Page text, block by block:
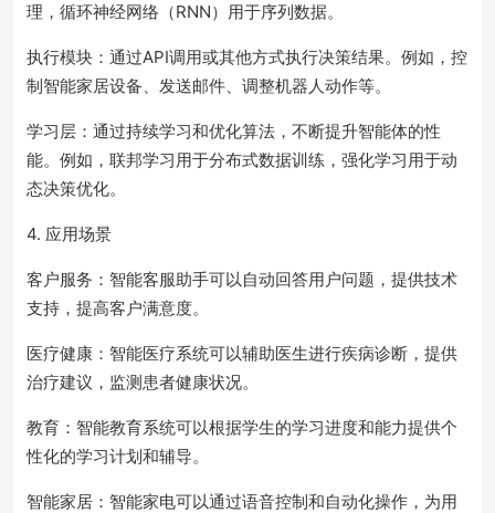
理，循环神经网络（RNN）用于序列数据。
执行模块：通过API调用或其他方式执行决策结果。例如，控
制智能家居设备、发送邮件、调整机器人动作等。
学习层：通过持续学习和优化算法，不断提升智能体的性
能。例如，联邦学习用于分布式数据训练，强化学习用于动
态决策优化。
4. 应用场景
客户服务：智能客服助手可以自动回答用户问题，提供技术
支持，提高客户满意度。
医疗健康：智能医疗系统可以辅助医生进行疾病诊断，提供
治疗建议，监测患者健康状况。
教育：智能教育系统可以根据学生的学习进度和能力提供个
性化的学习计划和辅导。
智能家居：智能家电可以通过语音控制和自动化操作，为用